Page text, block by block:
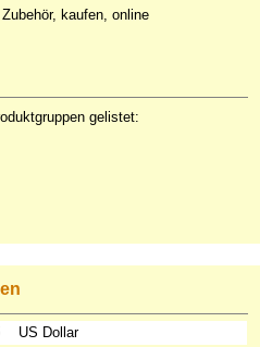
kaufen, online
gelistet:
US Dollar